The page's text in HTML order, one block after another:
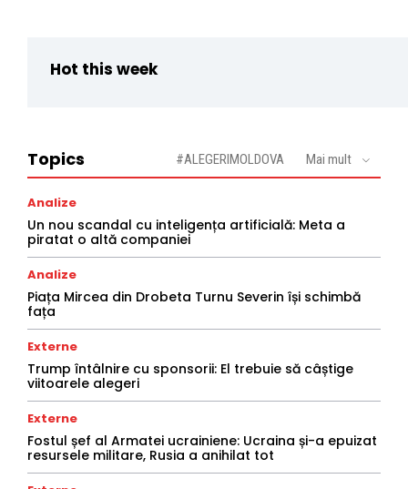
Hot this week
Topics #ALEGERIMOLDOVA Mai mult
Analize
Un nou scandal cu inteligența artificială: Meta a
piratat o altă companiei
Analize
Piața Mircea din Drobeta Turnu Severin își schimbă
fața
Externe
Trump întâlnire cu sponsorii: El trebuie să câștige
viitoarele alegeri
Externe
Fostul șef al Armatei ucrainiene: Ucraina și-a epuizat
resursele militare, Rusia a anihilat tot